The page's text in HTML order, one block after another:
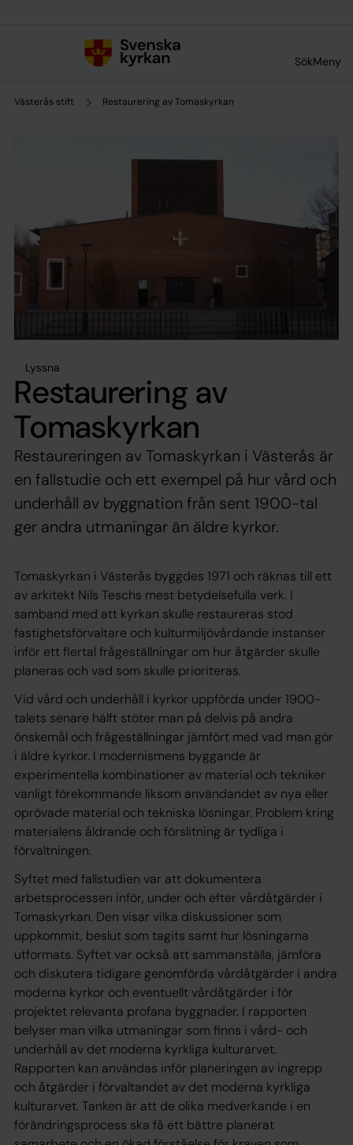
SökMeny
Västerås stift Restaurering av Tomaskyrkan
Lyssna
Restaurering av
Tomaskyrkan
Restaureringen av Tomaskyrkan i Västerås är
en fallstudie och ett exempel på hur vård och
underhåll av byggnation från sent 1900-tal
ger andra utmaningar än äldre kyrkor.
Tomaskyrkan i Västerås byggdes 1971 och räknas till ett
av arkitekt Nils Teschs mest betydelsefulla verk. I
samband med att kyrkan skulle restaureras stod
fastighetsförvaltare och kulturmiljövårdande instanser
inför ett flertal frågeställningar om hur åtgärder skulle
planeras och vad som skulle prioriteras.
Vid vård och underhåll i kyrkor uppförda under 1900-
talets senare hälft stöter man på delvis på andra
önskemål och frågeställningar jämfört med vad man gör
i äldre kyrkor. I modernismens byggande är
experimentella kombinationer av material och tekniker
vanligt förekommande liksom användandet av nya eller
oprövade material och tekniska lösningar. Problem kring
materialens åldrande och förslitning är tydliga i
förvaltningen.
Syftet med fallstudien var att dokumentera
arbetsprocessen inför, under och efter vårdåtgärder i
Tomaskyrkan. Den visar vilka diskussioner som
uppkommit, beslut som tagits samt hur lösningarna
utformats. Syftet var också att sammanställa, jämföra
och diskutera tidigare genomförda vårdåtgärder i andra
moderna kyrkor och eventuellt vårdåtgärder i för
projektet relevanta profana byggnader. I rapporten
belyser man vilka utmaningar som finns i vård- och
underhåll av det moderna kyrkliga kulturarvet.
Rapporten kan användas inför planeringen av ingrepp
och åtgärder i förvaltandet av det moderna kyrkliga
kulturarvet. Tanken är att de olika medverkande i en
förändringsprocess ska få ett bättre planerat